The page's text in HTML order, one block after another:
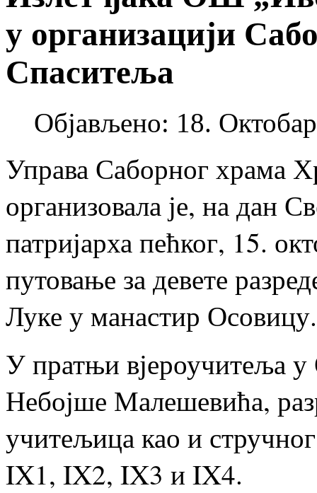
у организацији
Спаситеља
Објављено: 18.
Управа Саборног храма
организовала је, на дан
патријарха пећког, 15.
путовање за девете
Луке у манастир Осовицу.
У пратњи вјероучитеља
Небојше Малешевића,
учитељица као и
IX1, IX2, IX3 и IX4.